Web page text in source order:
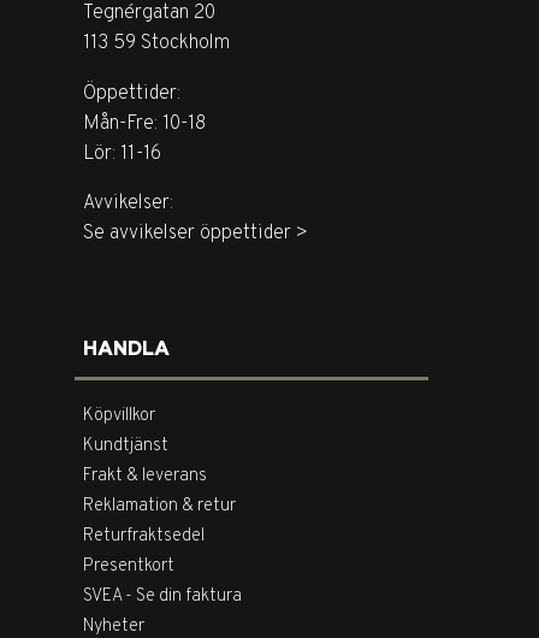
Tegnérgatan 20
113 59 Stockholm
Öppettider:
Mån-Fre: 10-18
Lör: 11-16
Avvikelser:
Se avvikelser öppettider >
HANDLA
Köpvillkor
Kundtjänst
Frakt & leverans
Reklamation & retur
Returfraktsedel
Presentkort
SVEA - Se din faktura
Nyheter